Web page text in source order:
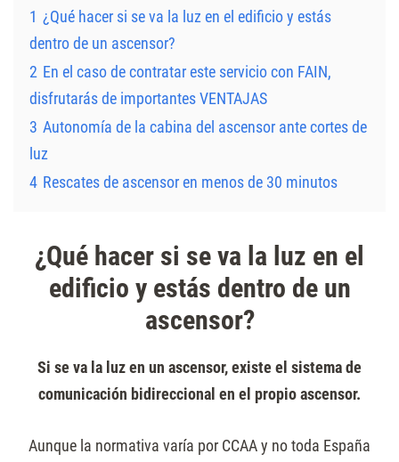
1 ¿Qué hacer si se va la luz en el edificio y estás
dentro de un ascensor?
2 En el caso de contratar este servicio con FAIN,
disfrutarás de importantes VENTAJAS
3 Autonomía de la cabina del ascensor ante cortes de
luz
4 Rescates de ascensor en menos de 30 minutos
¿Qué hacer si se va la luz en el
edificio y estás dentro de un
ascensor?
Si se va la luz en un ascensor, existe el sistema de
comunicación bidireccional en el propio ascensor.
Aunque la normativa varía por CCAA y no toda España